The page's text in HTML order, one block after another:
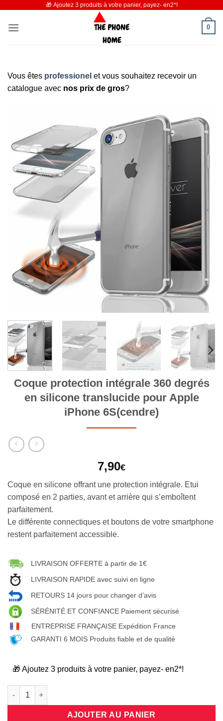
contenu
🎁 Ajoutez 3 produits à votre panier, payez- en2*!
0
Vous êtes professionel et vous souhaitez recevoir un
catalogue avec nos prix de gros?
Coque protection intégrale 360 degrés
en silicone translucide pour Apple
iPhone 6S(cendre)
7,90€
Coque en silicone offrant une protection intégrale. Etui
composé en 2 parties, avant et arrière qui s’emboîtent
parfaitement.
Le différente connectiques et boutons de votre smartphone
restent parfaitement accessible.
LIVRAISON OFFERTE à partir de 1€
LIVRAISON RAPIDE avec suivi en ligne
RETOURS 14 jours pour changer d’avis
SÉRÉNITÉ ET CONFIANCE Paiement sécurisé
ENTREPRISE FRANÇAISE Expédition France
GARANTI 6 MOIS Produits fiable et de qualité
🎁 Ajoutez 3 produits à votre panier, payez- en2*!
quantité de Coque protection intégrale 360 degrés en
AJOUTER AU PANIER